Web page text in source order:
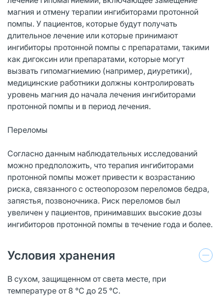
магния и отмену терапии ингибиторами протонной
помпы. У пациентов, которые будут получать
длительное лечение или которые принимают
ингибиторы протонной помпы с препаратами, такими
как дигоксин или препаратами, которые могут
вызвать гипомагниемию (например, диуретики),
медицинские работники должны контролировать
уровень магния до начала лечения ингибиторами
протонной помпы и в период лечения.
Переломы
Согласно данным наблюдательных исследований
можно предположить, что терапия ингибиторами
протонной помпы может привести к возрастанию
риска, связанного с остеопорозом переломов бедра,
запястья, позвоночника. Риск переломов был
увеличен у пациентов, принимавших высокие дозы
ингибиторов протонной помпы в течение года и более.
Условия хранения
В сухом, защищенном от света месте, при
температуре от 8 °С до 25 °С.